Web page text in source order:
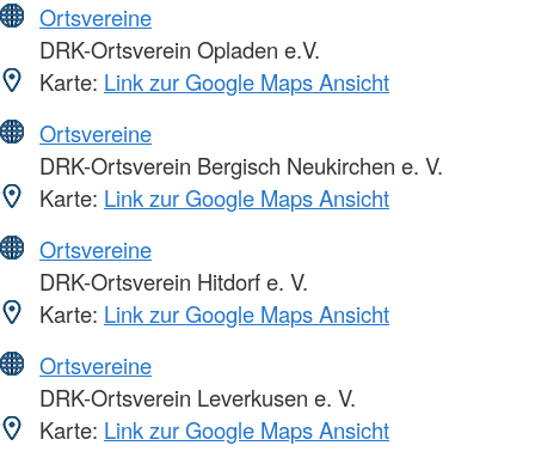
Ortsvereine
DRK-Ortsverein Opladen e.V.
Karte: Link zur Google Maps Ansicht
Ortsvereine
DRK-Ortsverein Bergisch Neukirchen e. V.
Karte: Link zur Google Maps Ansicht
Ortsvereine
DRK-Ortsverein Hitdorf e. V.
Karte: Link zur Google Maps Ansicht
Ortsvereine
DRK-Ortsverein Leverkusen e. V.
Karte: Link zur Google Maps Ansicht